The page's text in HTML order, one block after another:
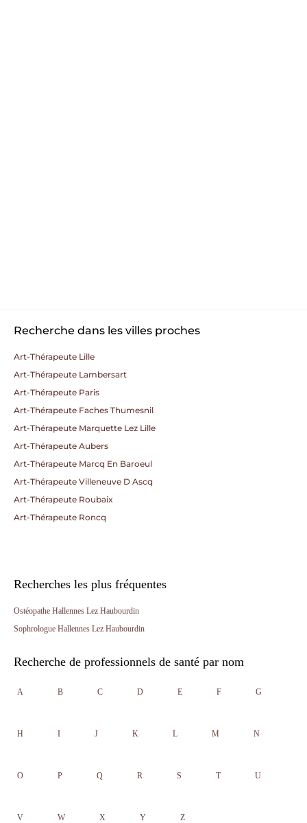
Recherche dans les villes proches
Art-Thérapeute Lille
Art-Thérapeute Lambersart
Art-Thérapeute Paris
Art-Thérapeute Faches Thumesnil
Art-Thérapeute Marquette Lez Lille
Art-Thérapeute Aubers
Art-Thérapeute Marcq En Baroeul
Art-Thérapeute Villeneuve D Ascq
Art-Thérapeute Roubaix
Art-Thérapeute Roncq
Recherches les plus fréquentes
Ostéopathe Hallennes Lez Haubourdin
Sophrologue Hallennes Lez Haubourdin
Recherche de professionnels de santé par nom
A B C D E F G
H I J K L M N
O P Q R S T U
V W X Y Z